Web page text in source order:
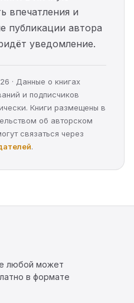
впечатления и
публикации автора
уведомление.
· Данные о книгах
и подписчиков
Книги размещены в
об авторском
связаться через
.
любой может
в формате